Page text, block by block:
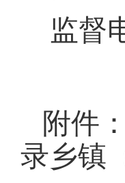
监督
附件
录乡镇